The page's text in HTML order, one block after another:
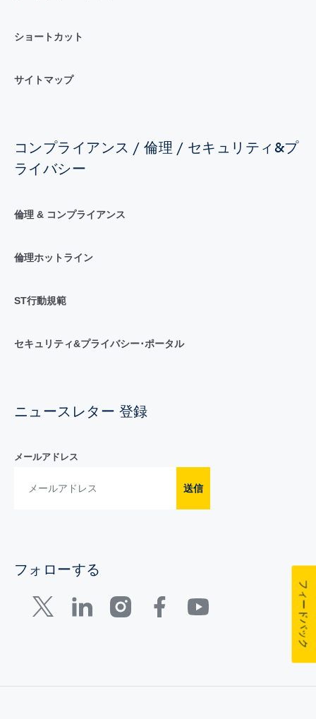
ショートカット
サイトマップ
コンプライアンス / 倫理 / セキュリティ&プ
ライバシー
倫理 & コンプライアンス
倫理ホットライン
ST行動規範
セキュリティ&プライバシー･ポータル
ニュースレター 登録
メールアドレス
送信
フォローする
フィードバック